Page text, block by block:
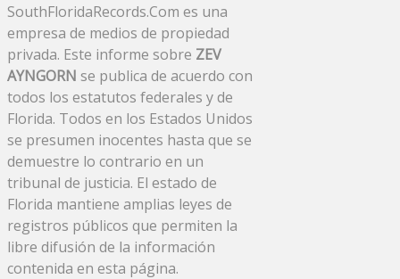
SouthFloridaRecords.Com es una
empresa de medios de propiedad
privada. Este informe sobre ZEV
AYNGORN se publica de acuerdo con
todos los estatutos federales y de
Florida. Todos en los Estados Unidos
se presumen inocentes hasta que se
demuestre lo contrario en un
tribunal de justicia. El estado de
Florida mantiene amplias leyes de
registros públicos que permiten la
libre difusión de la información
contenida en esta página.